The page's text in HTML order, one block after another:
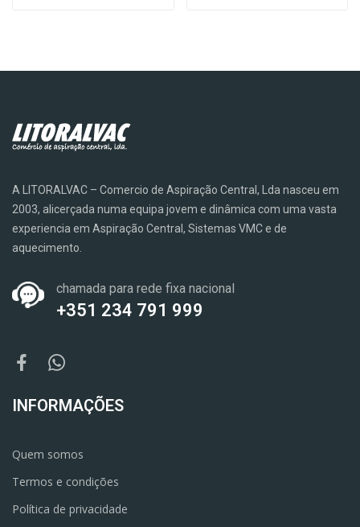
A LITORALVAC – Comercio de Aspiração Central, Lda nasceu em
2003, alicerçada numa equipa jovem e dinâmica com uma vasta
experiencia em Aspiração Central, Sistemas VMC e de
aquecimento.
chamada para rede fixa nacional
+351 234 791 999
INFORMAÇÕES
Quem somos
Termos e condições
Política de privacidade